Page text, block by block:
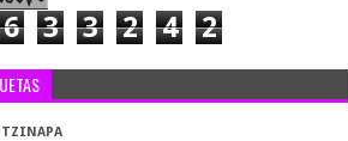
6 3 3 2 4 2